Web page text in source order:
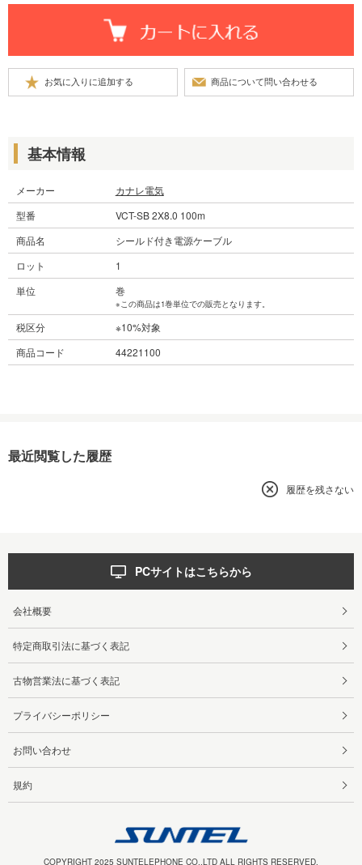
基本情報
メーカー
カナレ電気
型番
VCT-SB 2X8.0 100m
商品名
シールド付き電源ケーブル
ロット
1
単位
巻
※この商品は1巻単位での販売となります。
税区分
※10%対象
商品コード
44221100
最近閲覧した履歴
履歴を残さない
PCサイトはこちらから
会社概要
特定商取引法に基づく表記
古物営業法に基づく表記
プライバシーポリシー
お問い合わせ
規約
COPYRIGHT 2025 SUNTELEPHONE CO.,LTD ALL RIGHTS RESERVED.